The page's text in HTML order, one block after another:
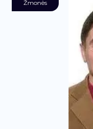
Žmonės